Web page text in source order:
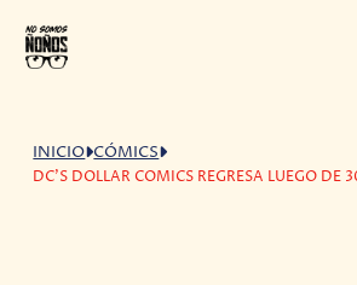
INICIO CÓMICS
DC'S DOLLAR COMICS REGRESA LUEGO DE